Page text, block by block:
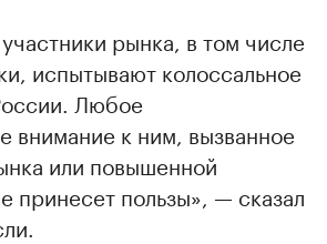
рынка, в том числе
испытывают колоссальное
Любое
внимание к ним, вызванное
или повышенной
принесет пользы», — сказал